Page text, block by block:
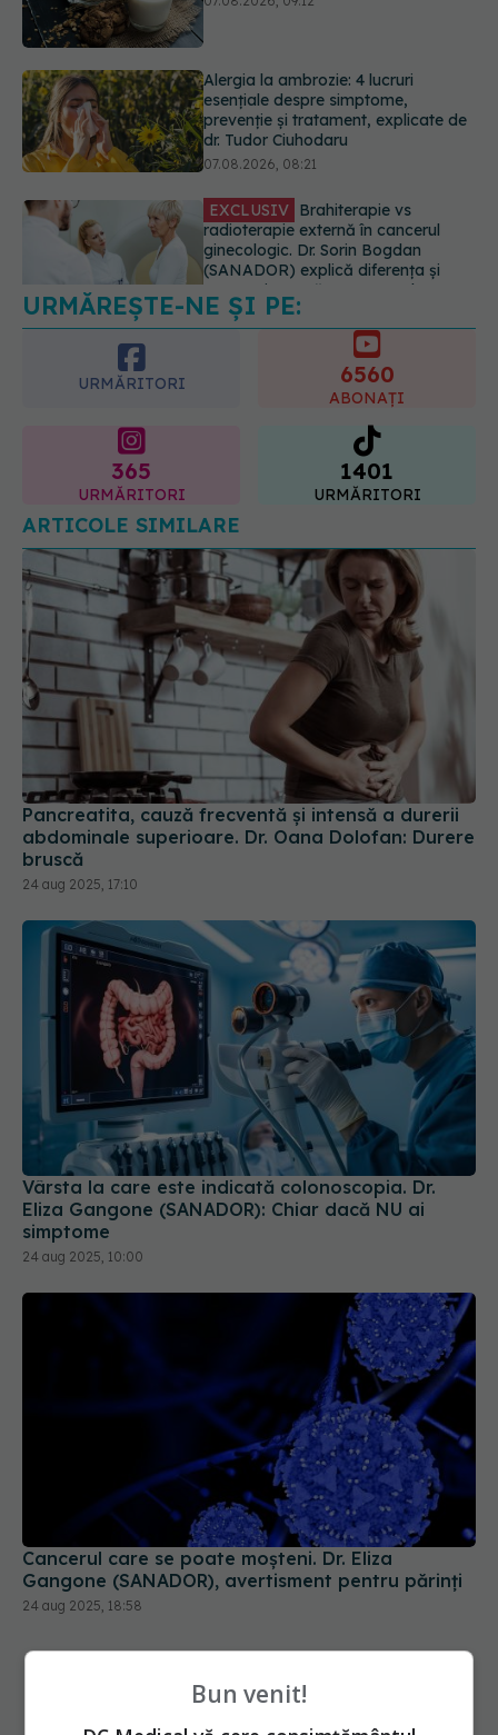
radioterapie externă în cancerul
ginecologic. Dr. Sorin Bogdan
(SANADOR) explică diferența și
cum acționează tratamentul
06.08.2026, 22:49
URMĂREȘTE-NE ȘI PE:
URMĂRITORI 6560
ABONAȚI
365
URMĂRITORI
1401
URMĂRITORI
ARTICOLE SIMILARE
Pancreatita, cauză frecventă și intensă a durerii
abdominale superioare. Dr. Oana Dolofan: Durere
bruscă
24 aug 2025, 17:10
Vârsta la care este indicată colonoscopia. Dr.
Eliza Gangone (SANADOR): Chiar dacă NU ai
simptome
24 aug 2025, 10:00
Cancerul care se poate moșteni. Dr. Eliza
Gangone (SANADOR), avertisment pentru părinți
24 aug 2025, 18:58
Bun venit!